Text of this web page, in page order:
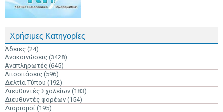
Χρήσιμες Κατηγορίες
Άδειες (24)
Ανακοινώσεις (3428)
Αναπληρωτές (645)
Αποσπάσεις (596)
Δελτία Τύπου (192)
Διευθυντές Σχολείων (183)
Διευθυντές φορέων (154)
Διορισμοί (195)